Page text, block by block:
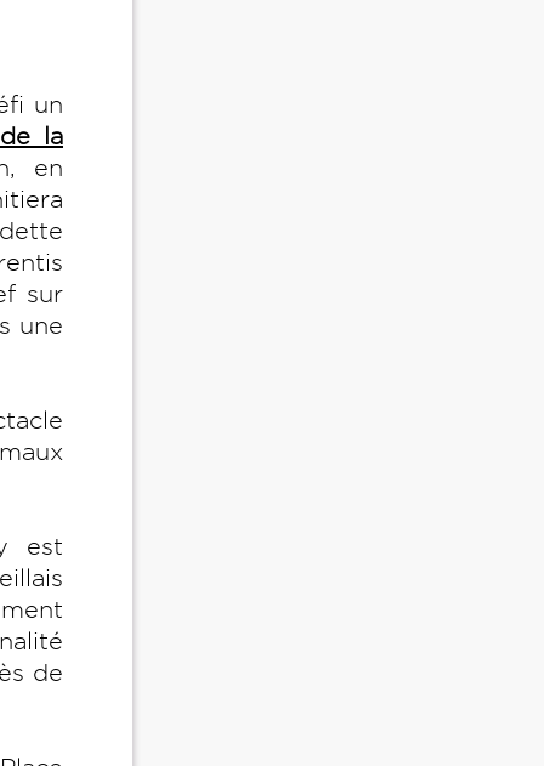
un
de la
en
sur
une
est
de